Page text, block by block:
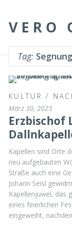
VERO
Tag:
KULTUR /
März 30, 2025
Erzbischof
Kapellen sind Orte
neu aufgebauten
Straße auch eine
Johann Seisl
Kapellenjuwel, das
eines feierlichen
eingeweiht,